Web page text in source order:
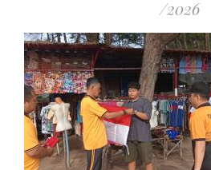
/2026